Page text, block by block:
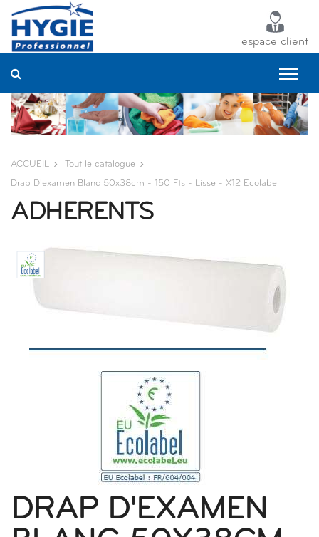
espace client
ACCUEIL Tout le catalogue
Drap D'examen Blanc 50x38cm - 150 Fts - Lisse - X12 Ecolabel
ADHERENTS
DRAP D'EXAMEN
Panneau de gestion des cookies